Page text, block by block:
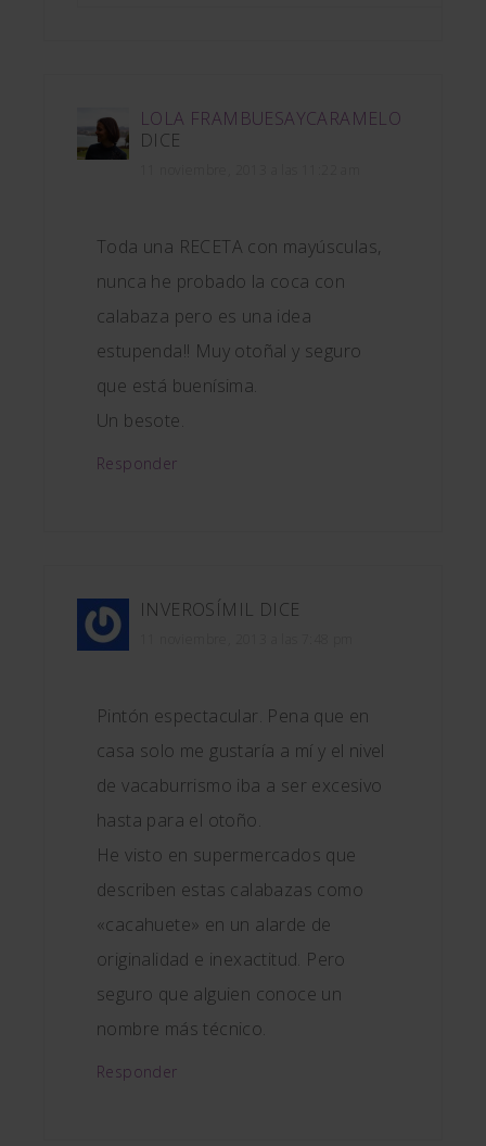
LOLA FRAMBUESAYCARAMELO
DICE
Toda una RECETA con mayúsculas,
nunca he probado la coca con
calabaza pero es una idea
estupenda!! Muy otoñal y seguro
que está buenísima.
Un besote.
Responder
INVEROSÍMIL DICE
Pintón espectacular. Pena que en
casa solo me gustaría a mí y el nivel
de vacaburrismo iba a ser excesivo
hasta para el otoño.
He visto en supermercados que
describen estas calabazas como
«cacahuete» en un alarde de
originalidad e inexactitud. Pero
seguro que alguien conoce un
nombre más técnico.
Responder